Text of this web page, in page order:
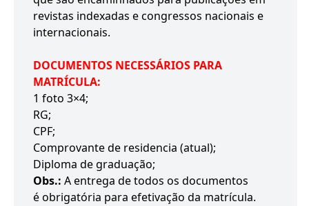
revistas indexadas e congressos nacionais e
internacionais.
DOCUMENTOS NECESSÁRIOS PARA
MATRÍCULA:
1 foto 3×4;
RG;
CPF;
Comprovante de residencia (atual);
Diploma de graduação;
Obs.: A entrega de todos os documentos
é obrigatória para efetivação da matrícula.